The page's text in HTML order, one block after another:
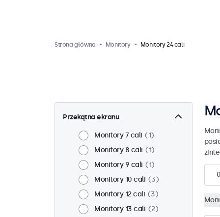
Strona główna Monitory Monitory 24 cali
Przekątna ekranu
Monitory 7 cali
1
Monitory 8 cali
1
Monitory 9 cali
1
Monitory 10 cali
3
Monitory 12 cali
3
Monitory 13 cali
2
0